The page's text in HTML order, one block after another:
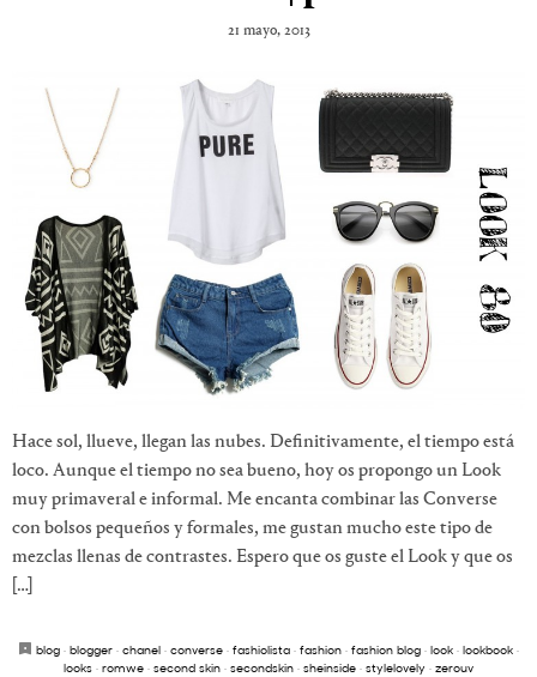
21 mayo, 2013
Hace sol, llueve, llegan las nubes. Definitivamente, el tiempo está
loco. Aunque el tiempo no sea bueno, hoy os propongo un Look
muy primaveral e informal. Me encanta combinar las Converse
con bolsos pequeños y formales, me gustan mucho este tipo de
mezclas llenas de contrastes. Espero que os guste el Look y que os
[…]
blog · blogger · chanel · converse · fashiolista · fashion · fashion blog · look · lookbook ·
looks · romwe · second skin · secondskin · sheinside · stylelovely · zerouv